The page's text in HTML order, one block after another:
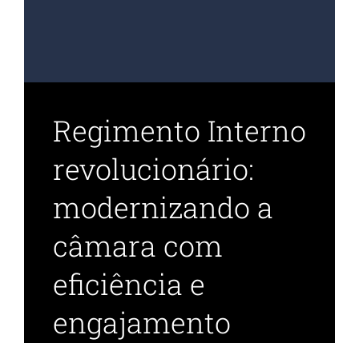
Regimento Interno
revolucionário:
modernizando a
câmara com
eficiência e
engajamento